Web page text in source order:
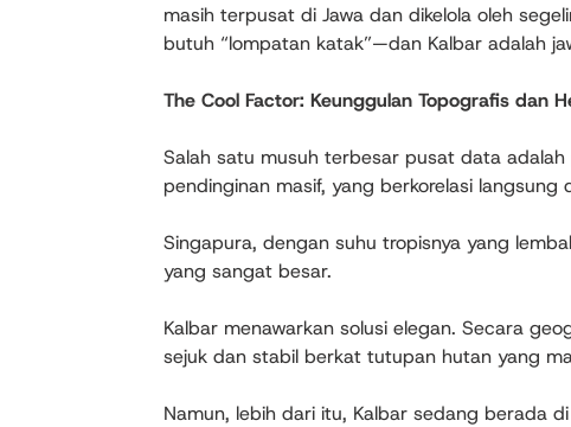
masih terpusat di Jawa dan dikelola oleh
butuh “lompatan katak”—dan Kalbar adalah
The Cool Factor: Keunggulan Topografis dan
Salah satu musuh terbesar pusat data
pendinginan masif, yang berkorelasi
Singapura, dengan suhu tropisnya yang
yang sangat besar.
Kalbar menawarkan solusi elegan. Secara
sejuk dan stabil berkat tutupan hutan yang
Namun, lebih dari itu, Kalbar sedang berada